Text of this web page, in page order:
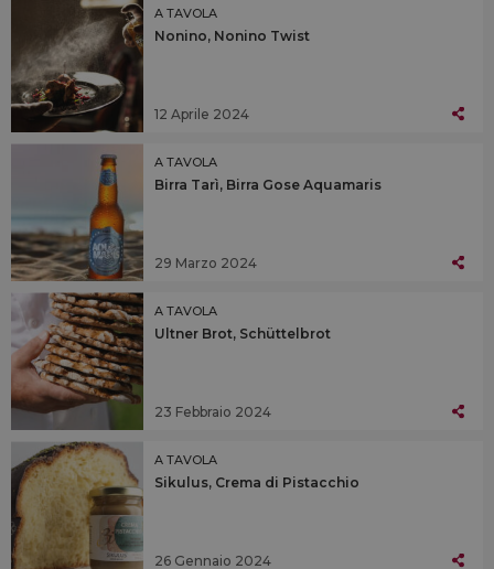
A TAVOLA
Nonino, Nonino Twist
12 Aprile 2024
A TAVOLA
Birra Tarì, Birra Gose Aquamaris
29 Marzo 2024
A TAVOLA
Ultner Brot, Schüttelbrot
23 Febbraio 2024
A TAVOLA
Sikulus, Crema di Pistacchio
26 Gennaio 2024